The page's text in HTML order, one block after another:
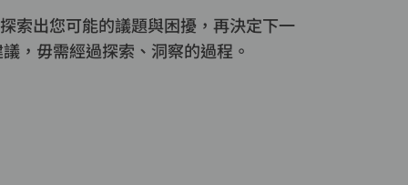
索出您可能的議題與困擾，再決定下一
，毋需經過探索、洞察的過程。